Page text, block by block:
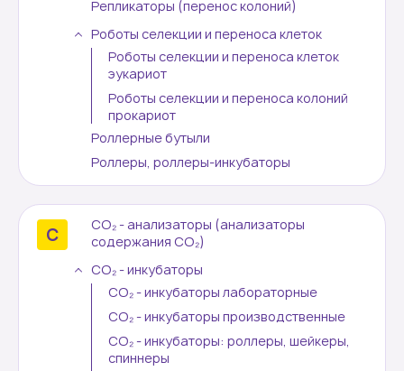
Репликаторы (перенос колоний)
Роботы селекции и переноса клеток
Роботы селекции и переноса клеток
эукариот
Роботы селекции и переноса колоний
прокариот
Роллерные бутыли
Роллеры, роллеры-инкубаторы
СО₂ - анализаторы (анализаторы
содержания СО₂)
СО₂ - инкубаторы
СО₂ - инкубаторы лабораторные
СО₂ - инкубаторы производственные
СО₂ - инкубаторы: роллеры, шейкеры,
спиннеры